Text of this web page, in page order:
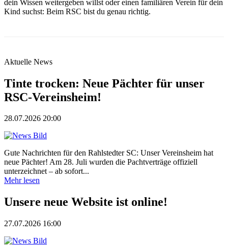
dein Wissen weitergeben willst oder einen familiären Verein für dein
Kind suchst: Beim RSC bist du genau richtig.
Aktuelle News
Tinte trocken: Neue Pächter für unser
RSC-Vereinsheim!
28.07.2026 20:00
Gute Nachrichten für den Rahlstedter SC: Unser Vereinsheim hat
neue Pächter! Am 28. Juli wurden die Pachtverträge offiziell
unterzeichnet – ab sofort...
Mehr lesen
Unsere neue Website ist online!
27.07.2026 16:00